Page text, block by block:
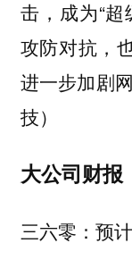
击，成为“超
攻防对抗，
进一步加剧
技）
大公司财报
三六零：预